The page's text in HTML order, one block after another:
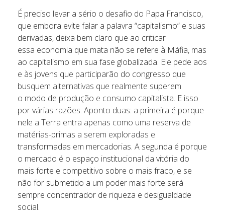
É preciso levar a sério o desafio do Papa Francisco,
que embora evite falar a palavra “capitalismo” e suas
derivadas, deixa bem claro que ao criticar
essa economia que mata não se refere à Máfia, mas
ao capitalismo em sua fase globalizada. Ele pede aos
e às jovens que participarão do congresso que
busquem alternativas que realmente superem
o modo de produção e consumo capitalista. E isso
por várias razões. Aponto duas: a primeira é porque
nele a Terra entra apenas como uma reserva de
matérias-primas a serem exploradas e
transformadas em mercadorias. A segunda é porque
o mercado é o espaço institucional da vitória do
mais forte e competitivo sobre o mais fraco, e se
não for submetido a um poder mais forte será
sempre concentrador de riqueza e desigualdade
social.